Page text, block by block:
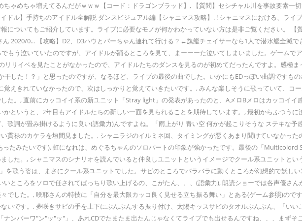
ちゃめちゃ増えてるんだがｗｗｗ【コード：ドラゴンブラッド】, 【質問】セシチャル川を事故要素
ドル】手持ちのアイドル全解説 ダンスビジュアル編【シャニマス攻略】. ! シャニマスにおける、ライ
についてもご紹介しています。ライブに必要なモノが何かわかっていない方は是非ご覧ください。
2020/0... 【攻略】D2、D3ハウとパーちゃん連れて行ける？←旗艦チェイサーなら1人で潜水艦全滅
もう泣いていたのですが、アイドルが踊るところを見て、まーーーた泣いてしまいました。ゲームで
リイベを見たことがなかったので、アイドルたちのダンスを見るのが初めてだったんですよ。感極
した！？」と思ったのですが、なるほど、ライブの最後の曲でした。いかにもEDっぽい曲調ですも
えきれていなかったので、次はしっかりと覚えていきたいです。, みんな楽しそうに歌っていて、コ
。, 直前にカッコイイ系の新ユニット「Stray light」の発表があったのと、AメロBメロはカッコイイ
というと、2年目もアイドルたちの新しい一面を見られることを期待しています。, 最初からふつう
歌詞が畳み掛けるように良い(語彙力)んですよね。「雨上がり 青い空 何かが起こりそうな ステキな
貫禄のカケラを垣間見ました。, シャニラジのイルミネ回、タイミングが悪くあまり聞けていなかっ
たみたいです), 虹になれは、めぐるちゃんのソロパートの印象が強かったです。最後の「
した。, シャニマスのシナリオを読んでいると仲良しユニットというイメージでクール系ユニットと
を歌う姿は、まさにクール系ユニットでした。サビのところでバラバラに動くところが幻想的で妖し
ところをソロで任されてばっちり歌い上げるの、こがたん、、、(語彙力), 朗読ショーでは各声優さ
でした。, 咲耶さんの特技に「自分を最大限カッコ良く見せる立ち振る舞い」とある(ゲーム参照)ので
いです。, 夢咲きサビの手を上下にぶんぶんする振り付け、太陽キッスサビのタオルぶんぶん、「い
ンバーワ"ン"ッ"ッ"」、あれCDでたまたま出たんじゃなくてライブでも出せるんですね、、、まず